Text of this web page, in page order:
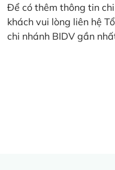
Để có thêm thông tin
khách vui lòng liên hệ
chi nhánh BIDV gần